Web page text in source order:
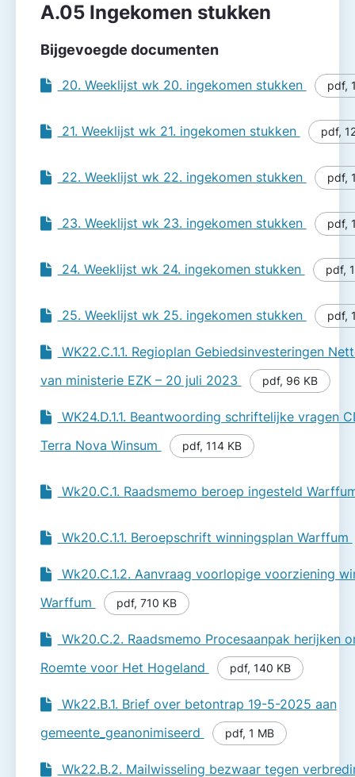
A.05 Ingekomen stukken
Bijgevoegde documenten
20. Weeklijst wk 20. ingekomen stukken pdf,
21. Weeklijst wk 21. ingekomen stukken pdf,
22. Weeklijst wk 22. ingekomen stukken pdf,
23. Weeklijst wk 23. ingekomen stukken pdf,
24. Weeklijst wk 24. ingekomen stukken pdf,
25. Weeklijst wk 25. ingekomen stukken pdf,
WK22.C.1.1. Regioplan Gebiedsinvesteringen
van ministerie EZK – 20 juli 2023
pdf, 96 KB
WK24.D.1.1. Beantwoording schriftelijke vragen
Terra Nova Winsum
pdf, 114 KB
Wk20.C.1. Raadsmemo beroep ingesteld
Wk20.C.1.1. Beroepschrift winningsplan Warffum
Wk20.C.1.2. Aanvraag voorlopige voorziening
Warffum
pdf, 710 KB
Wk20.C.2. Raadsmemo Procesaanpak herijken
Roemte voor Het Hogeland
pdf, 140 KB
Wk22.B.1. Brief over betontrap 19-5-2025 aan
gemeente_geanonimiseerd
pdf, 1 MB
Wk22.B.2. Mailwisseling bezwaar tegen